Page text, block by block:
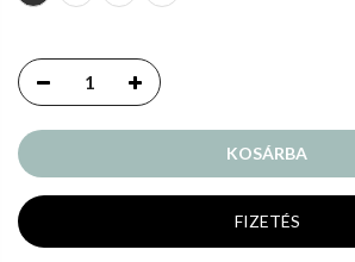
KOSÁRBA
FIZETÉS